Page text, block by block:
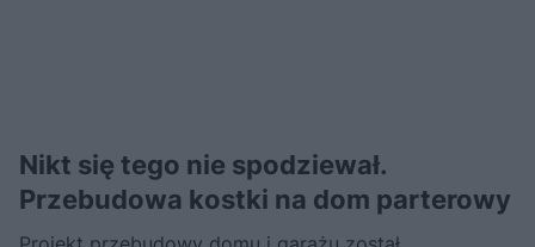
Nikt się tego nie spodziewał.
Przebudowa kostki na dom parterowy